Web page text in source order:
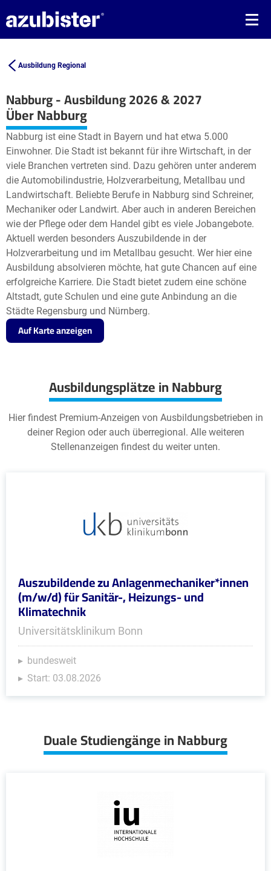
Ausbildung Regional
Nabburg - Ausbildung 2026 & 2027
+
−
Leaflet| ©OpenStreetMap2
Über Nabburg
Nabburg ist eine Stadt in Bayern und hat etwa 5.000
Einwohner. Die Stadt ist bekannt für ihre Wirtschaft, in der
viele Branchen vertreten sind. Dazu gehören unter anderem
die Automobilindustrie, Holzverarbeitung, Metallbau und
Landwirtschaft. Beliebte Berufe in Nabburg sind Schreiner,
Mechaniker oder Landwirt. Aber auch in anderen Bereichen
wie der Pflege oder dem Handel gibt es viele Jobangebote.
Aktuell werden besonders Auszubildende in der
Holzverarbeitung und im Metallbau gesucht. Wer hier eine
Ausbildung absolvieren möchte, hat gute Chancen auf eine
erfolgreiche Karriere. Die Stadt bietet zudem eine schöne
Altstadt, gute Schulen und eine gute Anbindung an die
Städte Regensburg und Nürnberg.
Auf Karte anzeigen
Ausbildungsplätze in Nabburg
Hier findest Premium-Anzeigen von Ausbildungsbetrieben in
deiner Region oder auch überregional. Alle weiteren
Stellenanzeigen findest du weiter unten.
Auszubildende zu Anlagenmechaniker*innen
(m/w/d) für Sanitär-, Heizungs- und
Klimatechnik
Universitätsklinikum Bonn
bundesweit
Start: 03.08.2026
Duale Studiengänge in Nabburg